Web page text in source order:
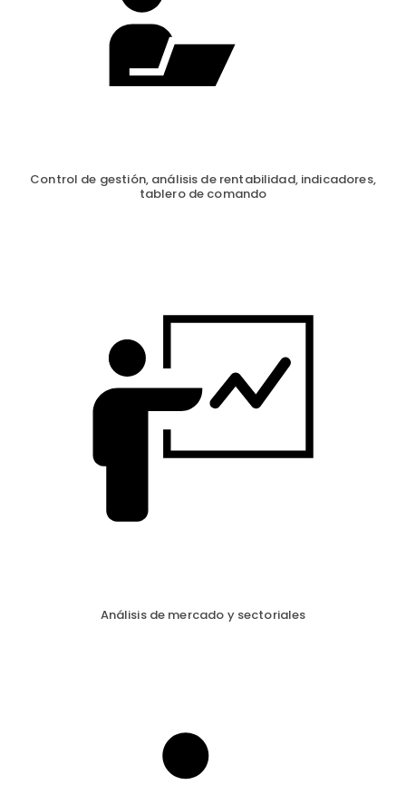
Control de gestión, análisis de rentabilidad, indicadores,
tablero de comando
Análisis de mercado y sectoriales